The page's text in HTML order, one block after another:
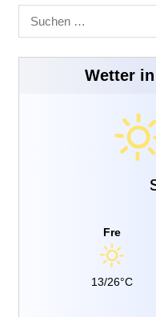
Suchen
nach:
Wetter
Fre
13/26°C